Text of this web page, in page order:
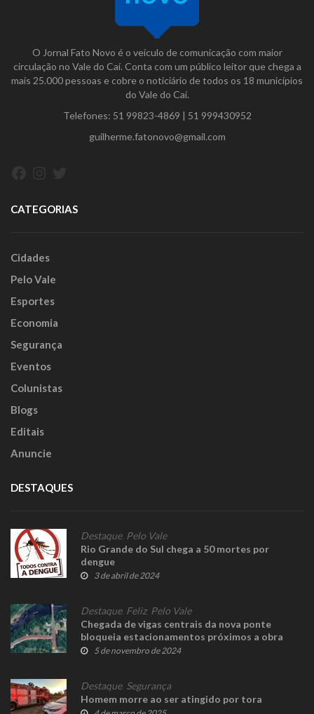
O Jornal Fato Novo é o veículo de comunicação com maior
circulação no Vale do Caí. Conta com um público leitor que chega a
mais 25.000 pessoas e cobre o noticiário de todos os 18 municípios
do Vale do Caí.
Telefones: 51 99823-4869 | 51 999430952
guilherme.fatonovo@gmail.com
CATEGORIAS
Cidades
Pelo Vale
Esportes
Economia
Segurança
Eventos
Colunistas
Blogs
Editais
Anuncie
DESTAQUES
Destaque, Pelo Vale
Rio Grande do Sul chega a 50 mortes por
dengue
3 de abril de 2024
Destaque, Feliz, Pelo Vale
Chegada de vigas centrais da nova ponte
bloqueia estacionamentos próximos a obra
nesta quarta-feira
5 de novembro de 2024
Destaque, Segurança
Homem morre ao ser atingido por tora